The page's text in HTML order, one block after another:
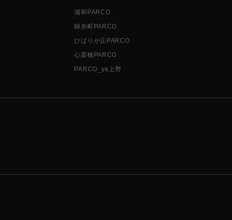
浦和PARCO
錦糸町PARCO
ひばりが丘PARCO
心斎橋PARCO
PARCO_ya上野